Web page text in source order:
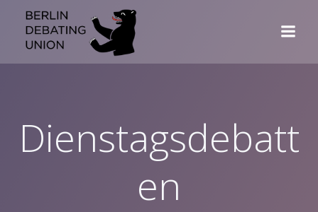
Dienstagsdebatt
en